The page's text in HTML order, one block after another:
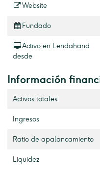
Website
Fundado
Activo en Lendahand
desde
Información
Activos totales
Ingresos
Ratio de apalancamiento
Liquidez